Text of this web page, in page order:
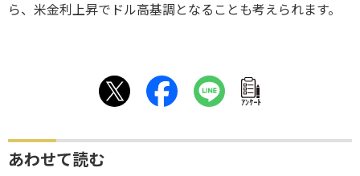
ら、米金利上昇でドル高基調となることも考えられます。
ｱﾝｹｰﾄ
あわせて読む